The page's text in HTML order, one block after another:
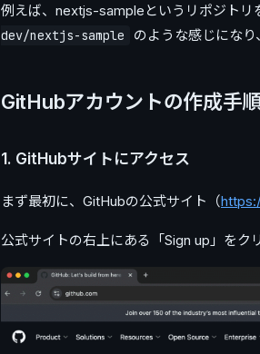
例えば、nextjs-sampleというリポジトリ
dev/nextjs-sample
のような感じにな
GitHubアカウントの作成手
1. GitHubサイトにアクセス
まず最初に、GitHubの公式サイト（
公式サイトの右上にある「Sign up」をク